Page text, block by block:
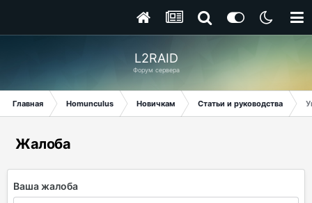
L2RAID
Форум сервера
Главная Homunculus Новичкам Статьи и руководства
Жалоба
Ваша жалоба